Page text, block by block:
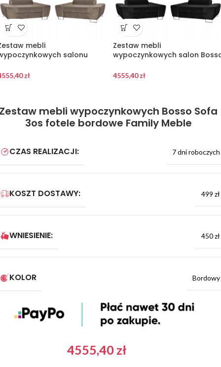
mebli
salonu
Meble
zł
Zestaw mebli
wypoczynkowych salon
Meble
4555,40zł
mebli wypoczynkowych Bosso Sofa
3os fotele bordowe Family Meble
CZAS REALIZACJI: 7 dni roboczych
KOSZT DOSTAWY: 499 zł
WNIESIENIE: 450 zł
KOLOR Bordowy
4555,40 zł